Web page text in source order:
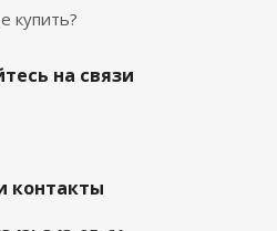
купить?
на связи
контакты